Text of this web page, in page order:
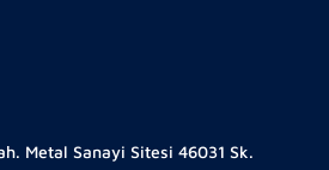
Metal Sanayi Sitesi 46031 Sk.